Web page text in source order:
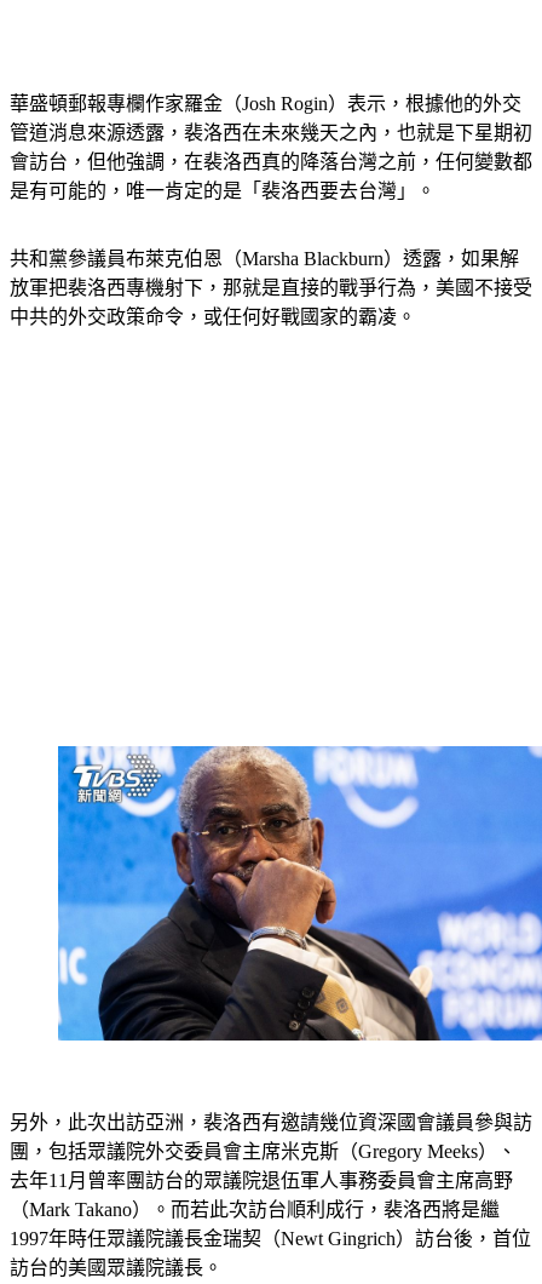
華盛頓郵報專欄作家羅金（Josh Rogin）表示，根據他的外交
管道消息來源透露，裴洛西在未來幾天之內，也就是下星期初
會訪台，但他強調，在裴洛西真的降落台灣之前，任何變數都
共和黨參議員布萊克伯恩（Marsha Blackburn）透露，如果解
放軍把裴洛西專機射下，那就是直接的戰爭行為，美國不接受
另外，此次出訪亞洲，裴洛西有邀請幾位資深國會議員參與訪
團，包括眾議院外交委員會主席米克斯（Gregory Meeks）、
去年11月曾率團訪台的眾議院退伍軍人事務委員會主席高野
（Mark Takano）。而若此次訪台順利成行，裴洛西將是繼
1997年時任眾議院議長金瑞契（Newt Gingrich）訪台後，首位